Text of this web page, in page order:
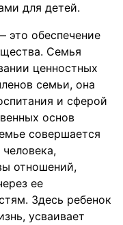
для детей.
это обеспечение
Семья
ценностных
семьи, она
и сферой
основ
совершается
отношений,
ее
Здесь ребенок
усваивает